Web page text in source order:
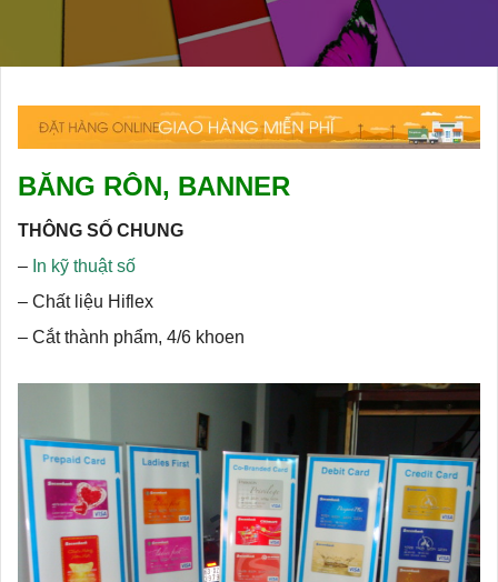
BĂNG RÔN, BANNER
THÔNG SỐ CHUNG
– In kỹ thuật số
– Chất liệu Hiflex
– Cắt thành phẩm, 4/6 khoen